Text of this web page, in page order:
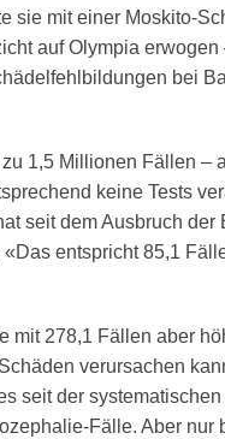
sie mit einer Moskito-
auf Olympia
bei
1,5 Millionen Fällen –
keine Tests
seit dem Ausbruch der
entspricht 85,1
mit 278,1 Fällen aber
verursachen
seit der
Fälle. Aber nur